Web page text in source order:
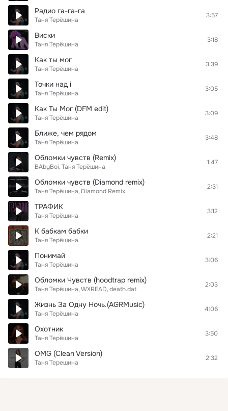
Радио га-га-га
Таня Терёшина
3:57
Виски
Таня Терёшина
3:18
Как ты мог
Таня Терёшина
3:39
Точки над i
Таня Терёшина
3:05
Как Ты Мог (DFM edit)
Таня Терёшина
3:09
Ближе, чем рядом
Таня Терёшина
3:48
Обломки чувств (Remix)
BAbyBoi Таня Терёшина
1:47
Обломки чувств (Diamond remix)
Таня Терёшина Diamond Remix
2:31
ТРАФИК
Таня Терёшина
3:12
К бабкам бабки
Таня Терёшина
2:21
Понимай
Таня Терёшина
3:06
Обломки Чувств (hoodtrap remix)
Таня Терёшина WXREAD death.dat
2:03
Жизнь За Одну Ночь.(AGRMusic)
Таня Терёшина
4:06
Охотник
Таня Терёшина
3:50
OMG (Clean Version)
Таня Терешина
2:32